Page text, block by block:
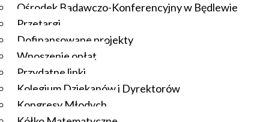
Ośrodek Badawczo-Konferencyjny w Będlewie
Przetargi
Dofinansowane projekty
Wnoszenie opłat
Przydatne linki
Kolegium Dziekanów i Dyrektorów
Kongresy Młodych